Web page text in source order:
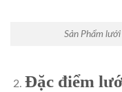
Sản Phẩm
Đặc điểm